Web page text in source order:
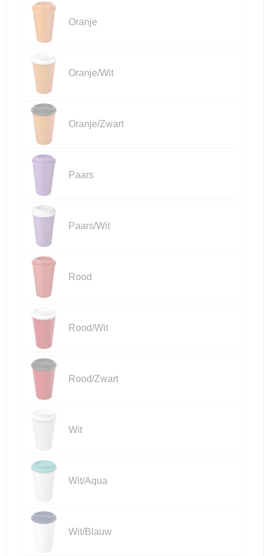
Oranje
Oranje/Wit
Oranje/Zwart
Paars
Paars/Wit
Rood
Rood/Wit
Rood/Zwart
Wit
Wit/Aqua
Wit/Blauw